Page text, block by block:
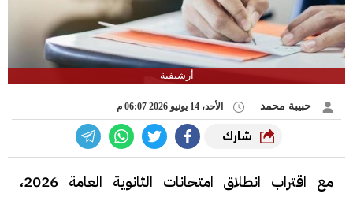
أرشيفية
حبيبة محمد الأحد، 14 يونيو 2026 06:07 م
شارك
مع اقتراب انطلاق امتحانات الثانوية العامة 2026،